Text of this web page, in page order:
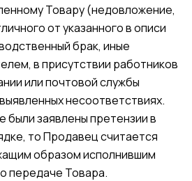
Товару (недовложение,
от указанного в описи
брак, иные
в присутствии работников
или почтовой службы
несоответствиях.
были заявлены претензии в
то Продавец считается
образом исполнившим
передаче Товара.